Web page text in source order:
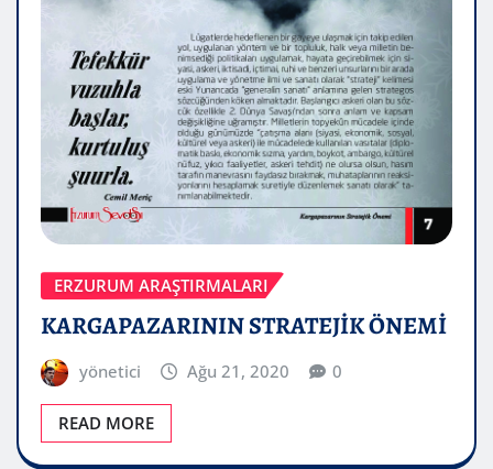
ERZURUM ARAŞTIRMALARI
KARGAPAZARININ STRATEJİK ÖNEMİ
yönetici Ağu 21, 2020 0
READ MORE